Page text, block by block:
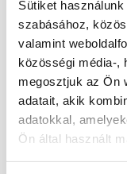
Sütiket
szabásához,
valamint
közösségi média-,
megosztjuk az Ön
adatait, akik
adatokkal,
Ön által használt
lehet
hangulatú,
termékeket.
oltáron,
olyan
teremteni.